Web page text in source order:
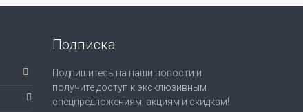
Подписка
Подпишитесь на наши новости и
получите доступ к эксклюзивным
спецпредложениям, акциям и скидкам!